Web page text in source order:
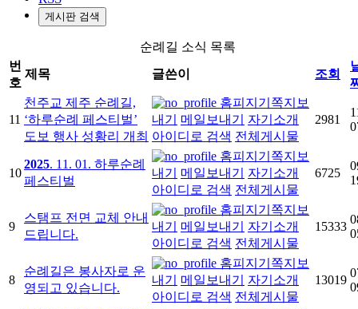
게시판 검색
순례길 소식 목록
번
호
제목 글쓴이 조회
11
천주교 제주 순례길,
‘하루순례 페스티벌’
도보 행사 성황리 개최
홈피지기 쪽지보
내기
메일보내기
자기소개
아이디로 검색 전체게시물
2981
10
2025. 11. 01. 하루순례
페스티벌
홈피지기 쪽지보
내기
메일보내기
자기소개
아이디로 검색 전체게시물
6725
9
스탬프 전면 교체 안내
드립니다.
홈피지기 쪽지보
내기
메일보내기
자기소개
아이디로 검색 전체게시물
15333
8
순례길은 봉사자로 운
영되고 있습니다.
홈피지기 쪽지보
내기
메일보내기
자기소개
아이디로 검색 전체게시물
13019